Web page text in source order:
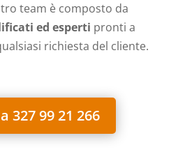
team è composto da
ed esperti pronti a
richiesta del cliente.
327 99 21 266